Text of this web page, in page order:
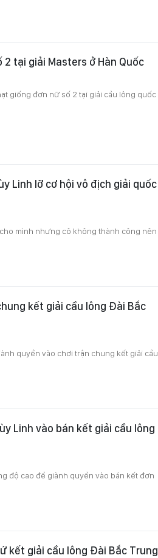
tại giải Masters ở Hàn Quốc
giống đơn nữ số 2 tại giải cầu lông quốc
Linh lỡ cơ hội vô địch giải quốc
mình nhưng cô không thành công nên
kết giải cầu lông Đài Bắc
quyền vào chơi trận chung kết giải cầu
Linh vào bán kết giải cầu lông
độ cao để giành quyền vào bán kết đơn
kết giải cầu lông Đài Bắc Trung